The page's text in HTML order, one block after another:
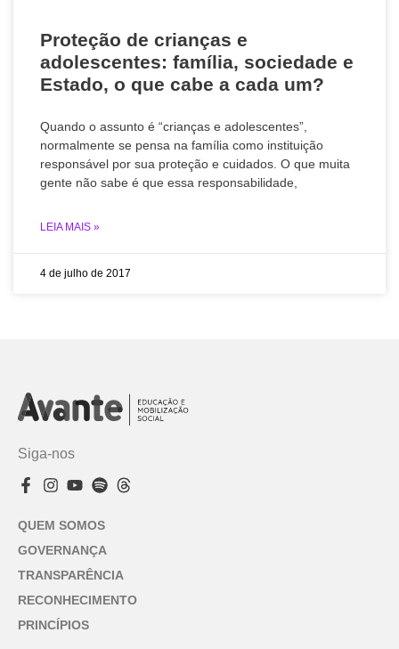
Proteção de crianças e
adolescentes: família, sociedade e
Estado, o que cabe a cada um?
Quando o assunto é “crianças e adolescentes”,
normalmente se pensa na família como instituição
responsável por sua proteção e cuidados. O que muita
gente não sabe é que essa responsabilidade,
LEIA MAIS »
4 de julho de 2017
Siga-nos
QUEM SOMOS
GOVERNANÇA
TRANSPARÊNCIA
RECONHECIMENTO
PRINCÍPIOS